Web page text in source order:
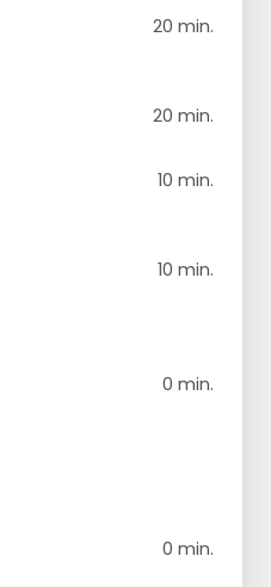
20 min.
20 min.
10 min.
10 min.
0 min.
0 min.